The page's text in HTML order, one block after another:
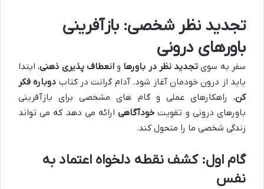
تجدید نظر شخصی: بازآفرینی
باورهای درونی
سفر به سوی تجدید نظر در باورها وانعطاف پذیری ذهنی، ابتدا
باید از درون خودمان آغاز شود. آدام گرانت در کتاب دوباره فکر
کن، راهکارهای عملی و گام های مشخصی برای بازآفرینی
باورهای درونی و تقویت خودآگاهیارائه می دهد که می تواند
زندگی شخصی ما را متحول کند.
گام اول: کشف نقطه دلخواه اعتماد به
نفس